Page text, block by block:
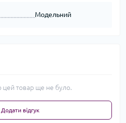
Модельний
цей товар ще не було.
відгук